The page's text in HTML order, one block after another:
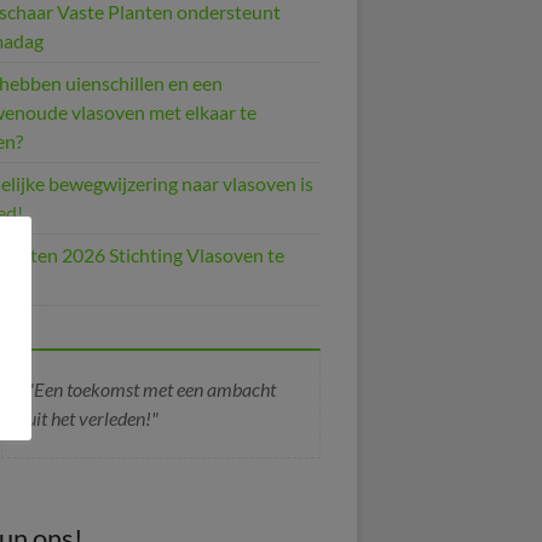
Vaste Planten ondersteunt
uienschillen en een
vlasoven met elkaar te
bewegwijzering naar vlasoven is
2026 Stichting Vlasoven te
"Een toekomst met een ambacht
uit het verleden!"